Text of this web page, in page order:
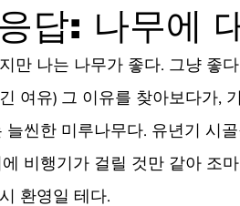
답: 나무에
만 나는 나무가 좋다. 그냥 좋
여유) 그 이유를 찾아보다가,
늘씬한 미루나무다. 유년기 시
비행기가 걸릴 것만 같아 조
환영일 테다.